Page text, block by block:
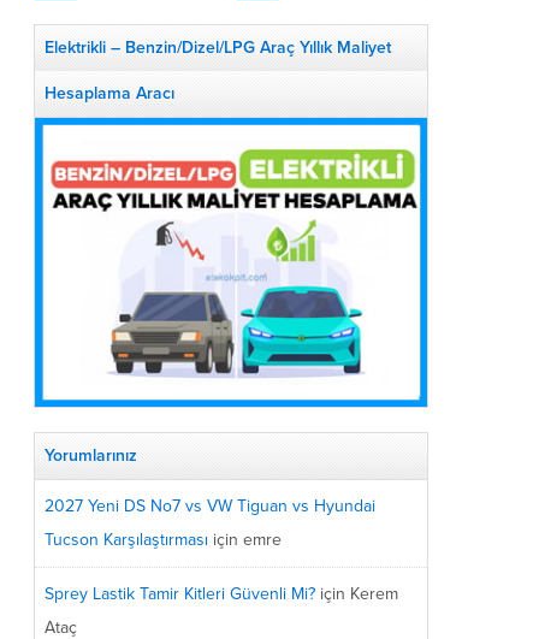
Elektrikli – Benzin/Dizel/LPG Araç Yıllık Maliyet
Hesaplama Aracı
Yorumlarınız
2027 Yeni DS No7 vs VW Tiguan vs Hyundai
Tucson Karşılaştırması için emre
Sprey Lastik Tamir Kitleri Güvenli Mi? için Kerem
Ataç